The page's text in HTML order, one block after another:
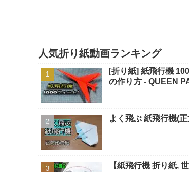
人気折り紙動画ランキング
[折り紙] 紙飛行機
の作り方 - QUEEN
よく飛ぶ 紙飛行機(
【紙飛行機 折り紙,